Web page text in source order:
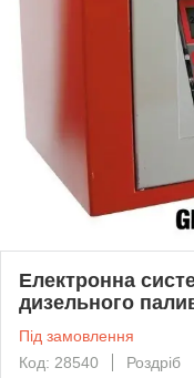
Електронна
дизельного
Під замовлення
Код: 28540
Роздріб